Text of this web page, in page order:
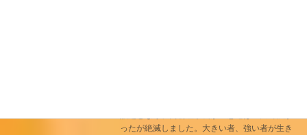
ったが絶滅しました。大きい者、強い者が生き